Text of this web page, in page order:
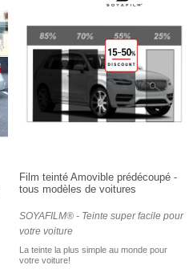
Film teinté Amovible prédécoupé -
tous modèles de voitures
SOYAFILM® - Teinte super facile pour
votre voiture
La teinte la plus simple au monde pour
votre voiture!